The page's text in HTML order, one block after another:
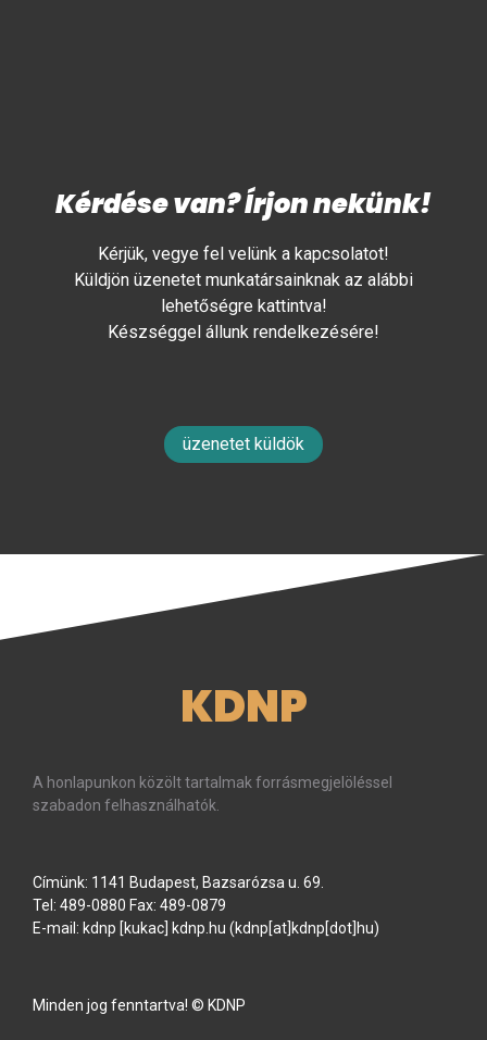
Kérdése van? Írjon nekünk!
Kérjük, vegye fel velünk a kapcsolatot!
Küldjön üzenetet munkatársainknak az alábbi
lehetőségre kattintva!
Készséggel állunk rendelkezésére!
üzenetet küldök
KDNP
A honlapunkon közölt tartalmak forrásmegjelöléssel
szabadon felhasználhatók.
Címünk: 1141 Budapest, Bazsarózsa u. 69.
Tel: 489-0880 Fax: 489-0879
E-mail: kdnp [kukac] kdnp hu (kdnp[at]kdnp[dot]hu)
Minden jog fenntartva! © KDNP